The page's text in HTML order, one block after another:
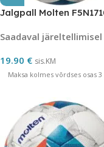
Jalgpall Molten
Saadaval järeltellimisel
19.90 € sis.KM
Maksa kolmes võrdses osas 3